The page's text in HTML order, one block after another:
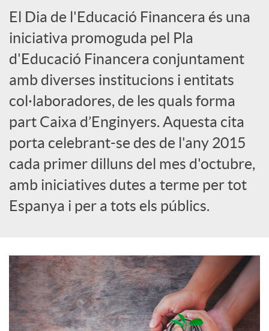
c
a
d
o
r
d
e
c
El Dia de l'Educació Financera és una
iniciativa promoguda pel Pla
d'Educació Financera conjuntament
amb diverses institucions i entitats
col·laboradores, de les quals forma
part Caixa d’Enginyers. Aquesta cita
porta celebrant-se des de l'any 2015
cada primer dilluns del mes d'octubre,
amb iniciatives dutes a terme per tot
Espanya i per a tots els públics.